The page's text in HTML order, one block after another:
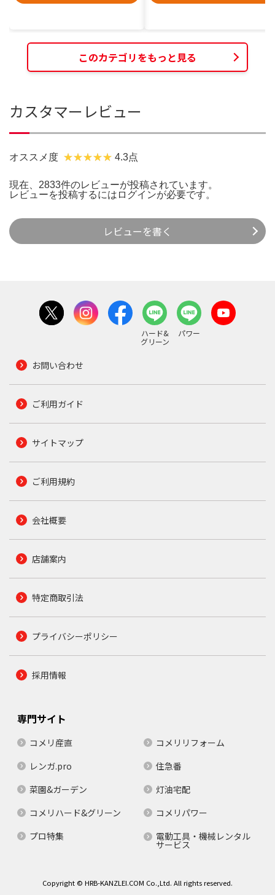
このカテゴリをもっと見る
カスタマーレビュー
オススメ度 4.3点
現在、2833件のレビューが投稿されています。
レビューを投稿するには ログインが必要です。
レビューを書く
ハード&
グリーン
パワー
お問い合わせ
ご利用ガイド
サイトマップ
ご利用規約
会社概要
店舗案内
特定商取引法
プライバシーポリシー
採用情報
専門サイト
コメリ産直
コメリリフォーム
レンガ.pro
住急番
菜園&ガーデン
灯油宅配
コメリハード&グリーン
コメリパワー
プロ特集
電動工具・機械レンタル
サービス
Copyright © HRB-KANZLEI.COM Co.,Ltd. All rights reserved.